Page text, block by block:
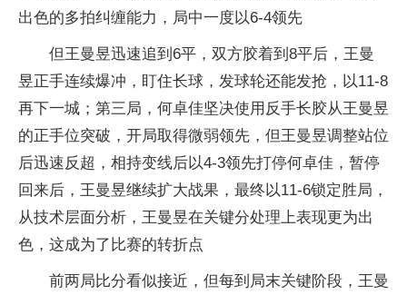
出色的多拍纠缠能力，局中一度以6-4领先
但王曼昱迅速追到6平，双方胶着到8平后，王曼
昱正手连续爆冲，盯住长球，发球轮还能发抢，以11-8
再下一城；第三局，何卓佳坚决使用反手长胶从王曼昱
的正手位突破，开局取得微弱领先，但王曼昱调整站位
后迅速反超，相持变线后以4-3领先打停何卓佳，暂停
回来后，王曼昱继续扩大战果，最终以11-6锁定胜局，
从技术层面分析，王曼昱在关键分处理上表现更为出
色，这成为了比赛的转折点
前两局比分看似接近，但每到局末关键阶段，王曼